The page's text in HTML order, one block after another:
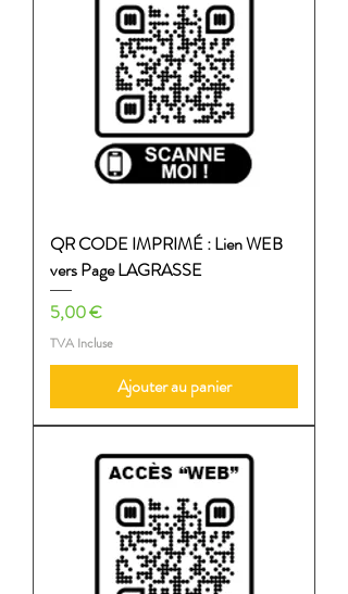
QR CODE IMPRIMÉ : Lien WEB
vers Page LAGRASSE
Prix
5,00 €
TVA Incluse
Ajouter au panier